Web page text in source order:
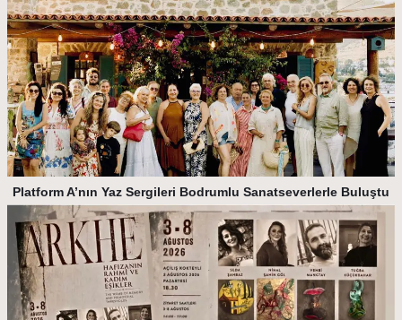
Platform A’nın Yaz Sergileri Bodrumlu Sanatseverlerle Buluştu